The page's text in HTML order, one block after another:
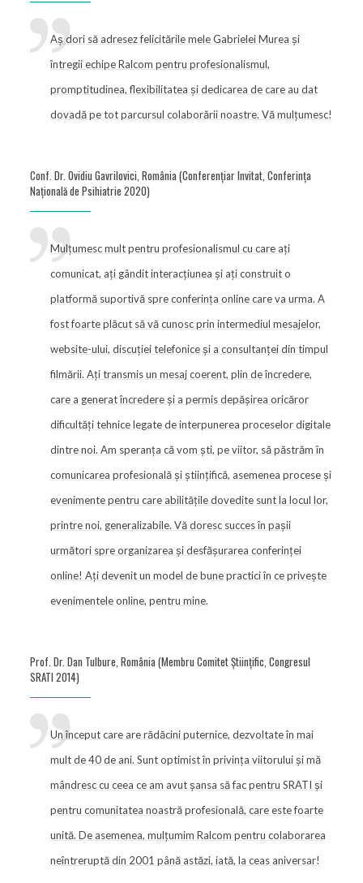
Aș dori să adresez felicitările mele Gabrielei Murea și
întregii echipe Ralcom pentru profesionalismul,
promptitudinea, flexibilitatea și dedicarea de care au dat
dovadă pe tot parcursul colaborării noastre. Vă mulțumesc!
Conf. Dr. Ovidiu Gavrilovici, România (Conferențiar Invitat, Conferința
Națională de Psihiatrie 2020)
Mulțumesc mult pentru profesionalismul cu care ați
comunicat, ați gândit interacțiunea și ați construit o
platformă suportivă spre conferința online care va urma. A
fost foarte plăcut să vă cunosc prin intermediul mesajelor,
website-ului, discuției telefonice și a consultanței din timpul
filmării. Ați transmis un mesaj coerent, plin de încredere,
care a generat încredere și a permis depășirea oricăror
dificultăți tehnice legate de interpunerea proceselor digitale
dintre noi. Am speranța că vom ști, pe viitor, să păstrăm în
comunicarea profesională și științifică, asemenea procese și
evenimente pentru care abilitățile dovedite sunt la locul lor,
printre noi, generalizabile. Vă doresc succes în pașii
următori spre organizarea și desfășurarea conferinței
online! Ați devenit un model de bune practici în ce privește
evenimentele online, pentru mine.
Prof. Dr. Dan Tulbure, România (Membru Comitet Științific, Congresul
SRATI 2014)
Un început care are rădăcini puternice, dezvoltate în mai
mult de 40 de ani. Sunt optimist în privința viitorului și mă
mândresc cu ceea ce am avut șansa să fac pentru SRATI și
pentru comunitatea noastră profesională, care este foarte
unită. De asemenea, mulțumim Ralcom pentru colaborarea
neîntreruptă din 2001 până astăzi, iată, la ceas aniversar!